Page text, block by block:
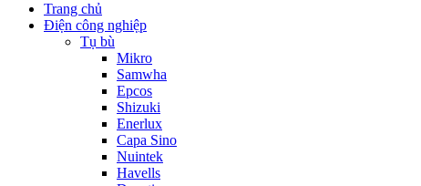
Trang chủ
Điện công nghiệp
Tụ bù
Mikro
Samwha
Epcos
Shizuki
Enerlux
Capa Sino
Nuintek
Havells